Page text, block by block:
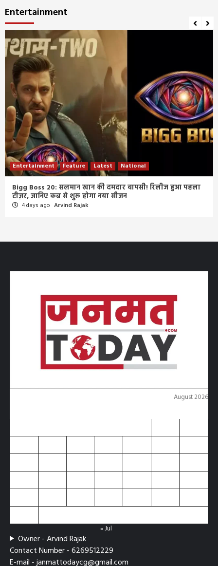
Entertainment
Entertainment Feature Latest National
21 साल पुराने विंटेज गाउन में जान्हवी कपूर ने बिखेरा जलवा, शिखर
पहाड़िया संग तस्वीरों ने बढ़ाई डेटिंग की चर्चाएं
5 days ago Arvind Rajak
August 2026
« Jul
Owner - Arvind Rajak
Contact Number - 6269512229
E-mail - janmattodaycg@gmail.com